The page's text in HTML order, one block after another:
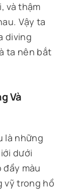
và thậm
Vậy ta
diving
ta nên bắt
Và
là những
dưới
màu
vỹ trong hồ